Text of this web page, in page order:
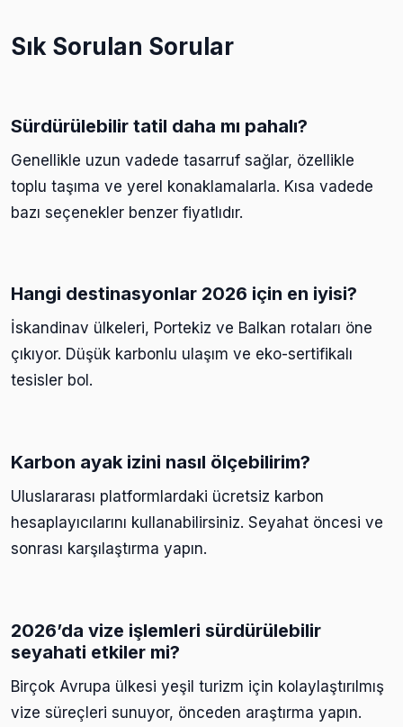
Sık Sorulan Sorular
Sürdürülebilir tatil daha mı pahalı?
Genellikle uzun vadede tasarruf sağlar, özellikle
toplu taşıma ve yerel konaklamalarla. Kısa vadede
bazı seçenekler benzer fiyatlıdır.
Hangi destinasyonlar 2026 için en iyisi?
İskandinav ülkeleri, Portekiz ve Balkan rotaları öne
çıkıyor. Düşük karbonlu ulaşım ve eko-sertifikalı
tesisler bol.
Karbon ayak izini nasıl ölçebilirim?
Uluslararası platformlardaki ücretsiz karbon
hesaplayıcılarını kullanabilirsiniz. Seyahat öncesi ve
sonrası karşılaştırma yapın.
2026’da vize işlemleri sürdürülebilir
seyahati etkiler mi?
Birçok Avrupa ülkesi yeşil turizm için kolaylaştırılmış
vize süreçleri sunuyor, önceden araştırma yapın.